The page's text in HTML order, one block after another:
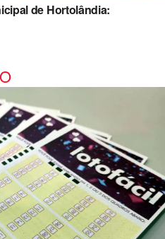
de Hortolândia: